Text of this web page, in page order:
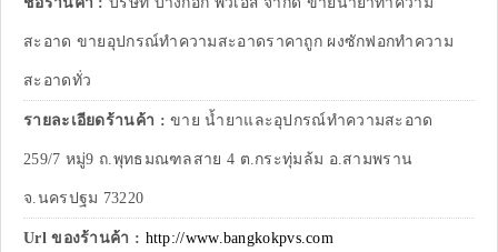
สะอาด ขายอุปกรณ์ทำความสะอาดราคาถูก ผงซักฟอกทำความ
สะอาดทั่ว
รายละเอียดร้านค้า :ขาย น้ำยาและอุปกรณ์ทำความสะอาด
259/7 หมู่9 ถ.พุทธมณฑลสาย 4 ต.กระทุ่มล้ม อ.สามพราน
จ.นครปฐม 73220
Url ของร้านค้า : http://www.bangkokpvs.com